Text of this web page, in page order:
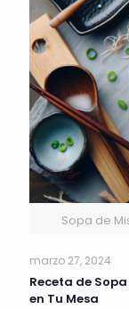
Sopa de
marzo 27, 2024
Receta de
en Tu Mesa